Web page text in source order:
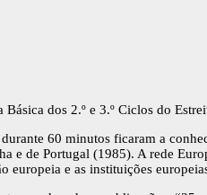
dos 2.º e 3.º Ciclos do
60 minutos ficaram a
e de Portugal (1985). A rede
europeia e as instituições